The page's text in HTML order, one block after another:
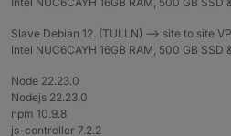
Slave Debian 12. (TULLN) --> site to site
Intel NUC6CAYH 16GB RAM, 500 GB SSD
Node 22.23.0
Nodejs 22.23.0
npm 10.9.8
js-controller 7.2.2